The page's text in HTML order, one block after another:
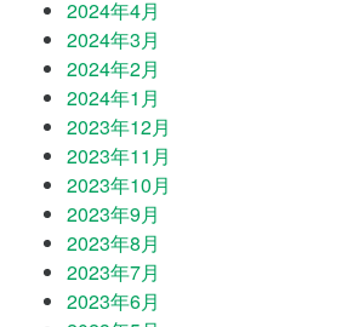
2024年4月
2024年3月
2024年2月
2024年1月
2023年12月
2023年11月
2023年10月
2023年9月
2023年8月
2023年7月
2023年6月